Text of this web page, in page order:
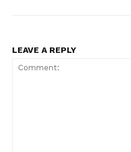
LEAVE A REPLY